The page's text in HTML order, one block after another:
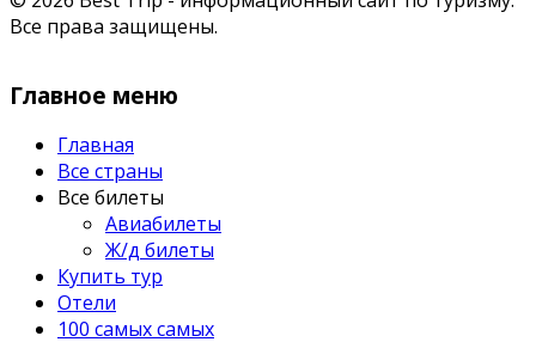
Все права защищены.
Главное меню
Главная
Все страны
Все билеты
Авиабилеты
Ж/д билеты
Купить тур
Отели
100 самых самых